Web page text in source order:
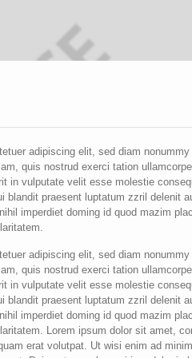
adipiscing elit, sed diam
quis nostrud exerci tation
in vulputate velit esse molestie
blandit praesent luptatum zzril delenit
imperdiet doming id quod mazim
adipiscing elit, sed diam
quis nostrud exerci tation
in vulputate velit esse molestie
blandit praesent luptatum zzril delenit
imperdiet doming id quod mazim
Lorem ipsum dolor sit amet,
erat volutpat. Ut wisi enim ad